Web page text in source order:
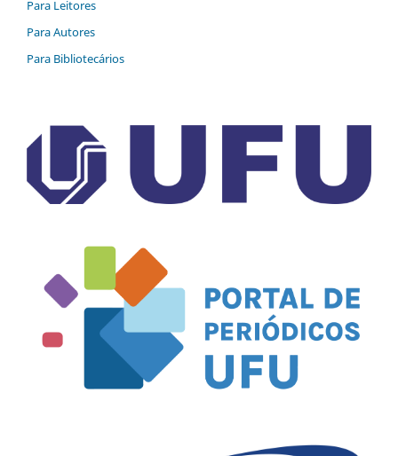
Para Leitores
Para Autores
Para Bibliotecários